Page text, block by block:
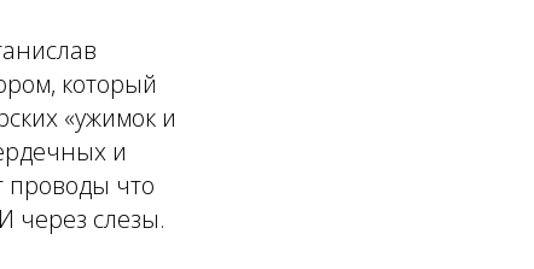
который
«ужимок и
и
проводы что
через слезы.